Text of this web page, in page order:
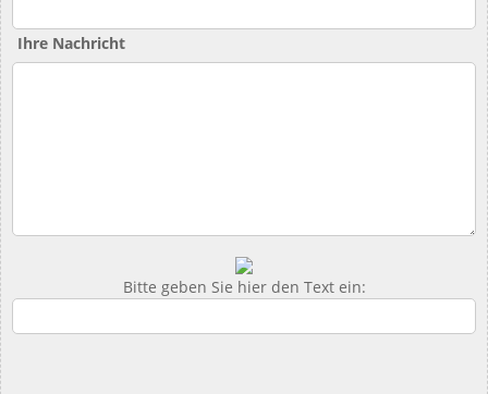
Ihre Nachricht
Bitte geben Sie hier den Text ein: